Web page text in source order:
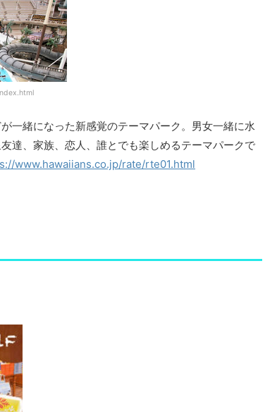
一緒になった新感覚のテーマパーク。男女一緒に水
達、家族、恋人、誰とでも楽しめるテーマパークで
www.hawaiians.co.jp/rate/rte01.html